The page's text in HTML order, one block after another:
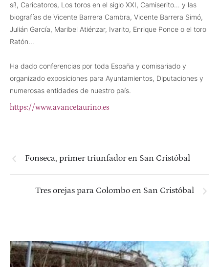
sí!, Caricatoros, Los toros en el siglo XXI, Camiserito… y las
biografías de Vicente Barrera Cambra, Vicente Barrera Simó,
Julián García, Maribel Atiénzar, Ivarito, Enrique Ponce o el toro
Ratón…
Ha dado conferencias por toda España y comisariado y
organizado exposiciones para Ayuntamientos, Diputaciones y
numerosas entidades de nuestro país.
https://www.avancetaurino.es
Fonseca, primer triunfador en San Cristóbal
Tres orejas para Colombo en San Cristóbal